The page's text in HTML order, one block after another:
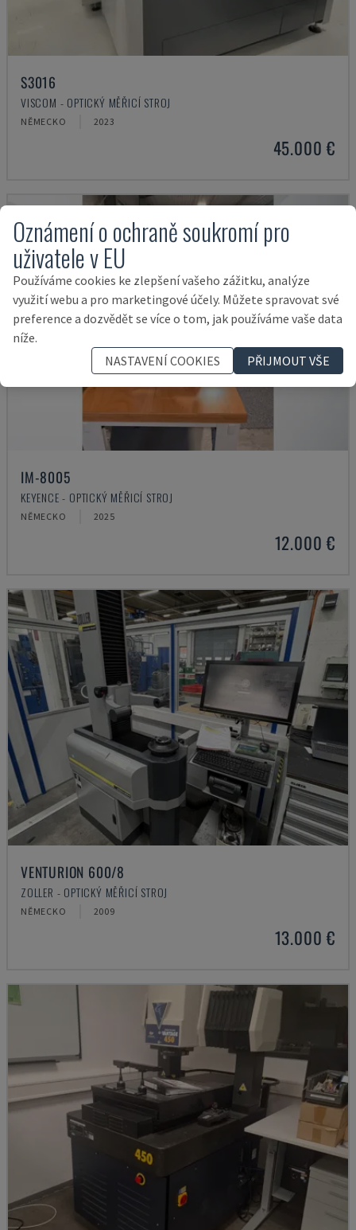
S3016
VISCOM - OPTICKÝ MĚŘICÍ STROJ
NĚMECKO 2023
45.000 €
IM-8005
KEYENCE - OPTICKÝ MĚŘICÍ STROJ
NĚMECKO 2025
12.000 €
VENTURION 600/8
ZOLLER - OPTICKÝ MĚŘICÍ STROJ
NĚMECKO 2009
13.000 €
Oznámení o ochraně soukromí pro
uživatele v EU
Používáme cookies ke zlepšení vašeho zážitku, analýze
využití webu a pro marketingové účely. Můžete spravovat své
preference a dozvědět se více o tom, jak používáme vaše data
níže.
NASTAVENÍ COOKIES
PŘIJMOUT VŠE